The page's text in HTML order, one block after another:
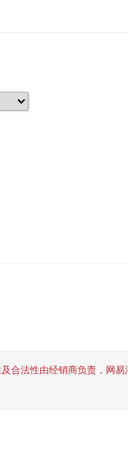
合法性由经销商负责，网易